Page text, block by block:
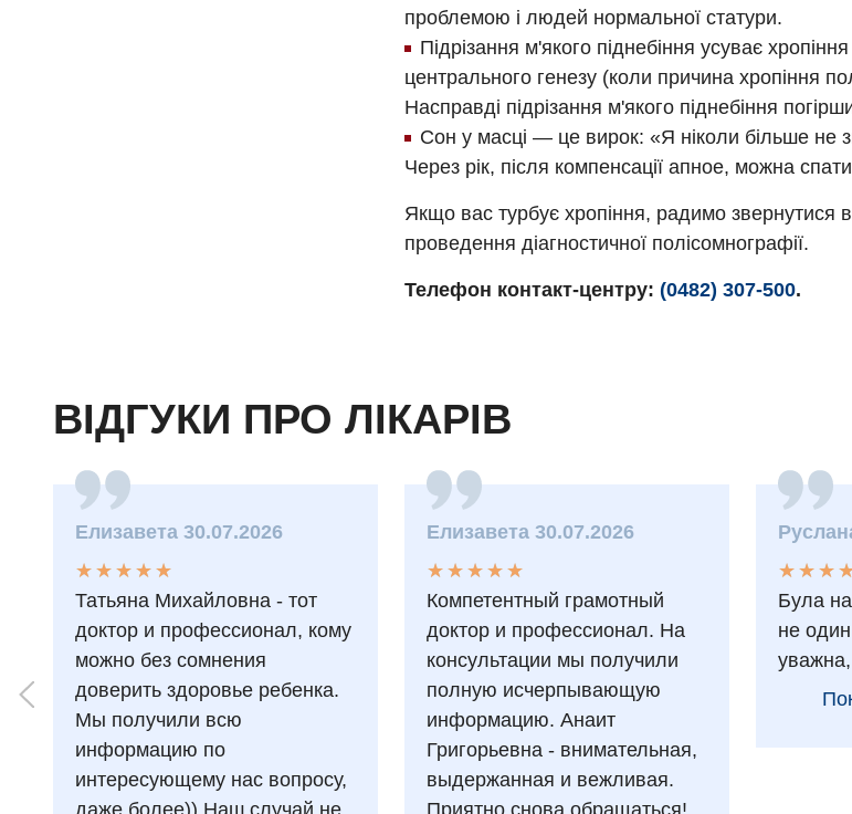
проблемою і людей нормальної статури.
Підрізання м'якого піднебіння усуває
центрального генезу (коли причина хропіння
Насправді підрізання м'якого піднебіння
Сон у масці — це вирок: «Я ніколи більше не
Через рік, після компенсації апное, можна
Якщо вас турбує хропіння, радимо звернутися
проведення діагностичної полісомнографії.
Телефон контакт-центру: (0482) 307-500.
ВІДГУКИ ПРО ЛІКАРІВ
Елизавета 30.07.2026
★
★
★
★
★
★ ★ ★ ★ ★
Татьяна Михайловна - тот
доктор и профессионал, кому
можно без сомнения
доверить здоровье ребенка.
Мы получили всю
информацию по
интересующему нас вопросу,
даже более)) Наш случай не
Елизавета 30.07.2026
★
★
★
★
★
★ ★ ★ ★ ★
Компетентный грамотный
доктор и профессионал. На
консультации мы получили
полную исчерпывающую
информацию. Анаит
Григорьевна - внимательная,
выдержанная и вежливая.
Приятно снова обращаться!
★
★
★
★ ★ ★
Була на
не